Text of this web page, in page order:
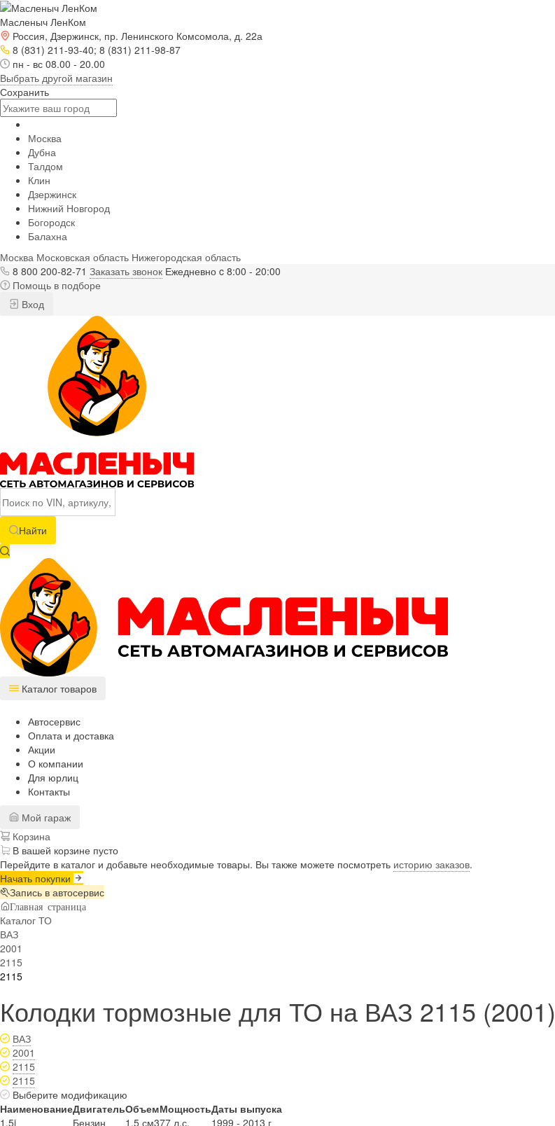
Масленыч ЛенКом
Россия, Дзержинск, пр. Ленинского Комсомола, д. 22а
8 (831) 211-93-40; 8 (831) 211-98-87
пн - вс 08.00 - 20.00
Выбрать другой магазин
Сохранить
Москва
Дубна
Талдом
Клин
Дзержинск
Нижний Новгород
Богородск
Балахна
Москва Московская область Нижегородская область
8 800 200-82-71 Заказать звонок Ежедневно c 8:00 - 20:00
Помощь в подборе
Вход
Найти
Каталог товаров
Автосервис
Оплата и доставка
Акции
О компании
Для юрлиц
Контакты
Мой гараж
Корзина
В вашей корзине пусто
Перейдите в каталог и добавьте необходимые товары. Вы также можете посмотреть историю заказов.
Начать покупки
Запись в автосервис
Главная страница
Каталог ТО
ВАЗ
2001
2115
2115
Колодки тормозные для ТО на ВАЗ 2115 (2001)
ВАЗ
2001
2115
2115
Выберите модификацию
НаименованиеДвигательОбъемМощностьДаты выпуска
1.5i
Бензин 1.5 см377 л.с. 1999 - 2013 г